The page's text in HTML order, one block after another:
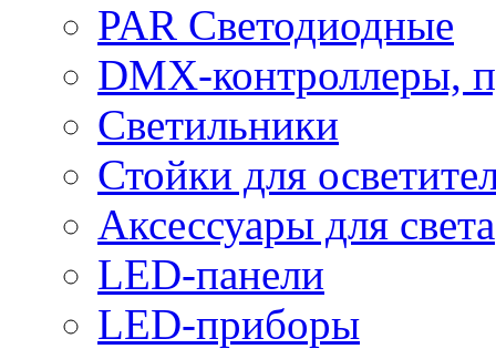
PAR Светодиодные
DMX-контроллеры,
Светильники
Стойки для
Аксессуары для света
LED-панели
LED-приборы